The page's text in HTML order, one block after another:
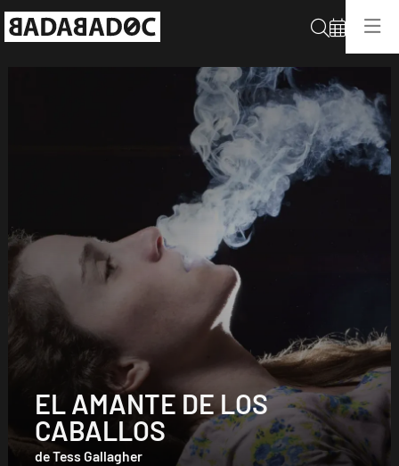
Cerca
EL AMANTE DE LOS
CABALLOS
de Tess Gallagher